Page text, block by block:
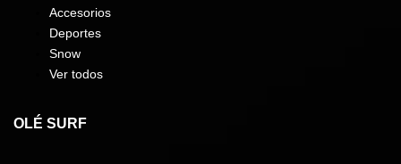
Accesorios
Deportes
Snow
Ver todos
OLÉ SURF